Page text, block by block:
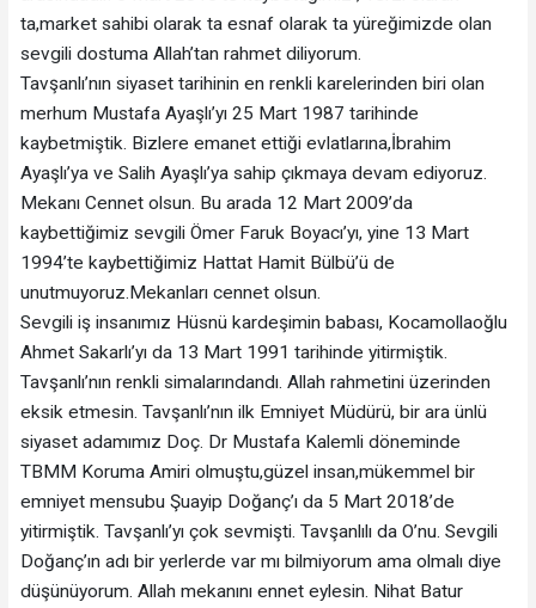
ta,market sahibi olarak ta esnaf olarak ta yüreğimizde olan
sevgili dostuma Allah’tan rahmet diliyorum.
Tavşanlı’nın siyaset tarihinin en renkli karelerinden biri olan
merhum Mustafa Ayaşlı’yı 25 Mart 1987 tarihinde
kaybetmiştik. Bizlere emanet ettiği evlatlarına,İbrahim
Ayaşlı’ya ve Salih Ayaşlı’ya sahip çıkmaya devam ediyoruz.
Mekanı Cennet olsun. Bu arada 12 Mart 2009’da
kaybettiğimiz sevgili Ömer Faruk Boyacı’yı, yine 13 Mart
1994’te kaybettiğimiz Hattat Hamit Bülbü’ü de
unutmuyoruz.Mekanları cennet olsun.
Sevgili iş insanımız Hüsnü kardeşimin babası, Kocamollaoğlu
Ahmet Sakarlı’yı da 13 Mart 1991 tarihinde yitirmiştik.
Tavşanlı’nın renkli simalarındandı. Allah rahmetini üzerinden
eksik etmesin. Tavşanlı’nın ilk Emniyet Müdürü, bir ara ünlü
siyaset adamımız Doç. Dr Mustafa Kalemli döneminde
TBMM Koruma Amiri olmuştu,güzel insan,mükemmel bir
emniyet mensubu Şuayip Doğanç’ı da 5 Mart 2018’de
yitirmiştik. Tavşanlı’yı çok sevmişti. Tavşanlılı da O’nu. Sevgili
Doğanç’ın adı bir yerlerde var mı bilmiyorum ama olmalı diye
düşünüyorum. Allah mekanını ennet eylesin. Nihat Batur